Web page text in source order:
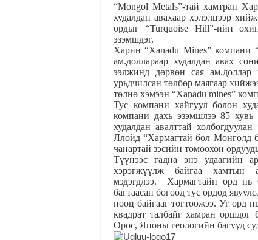
“Mongol Metals”-тай хамтран
худалдан авахаар хэлэлцээр
ордыг “Turquoise Hill”-ийн
эзэмшдэг.
Харин “Xanadu Mines” компани
ам.доллараар худалдан авах
ээлжинд дөрвөн сая ам.доллар
урьдчилсан төлбөр маягаар
төлнө хэмээн “Xanadu mines”
Тус компани хайгуул болон
компани дахь эзэмшлээ 85
худалдан авалттай
Ллойд “Хармагтай бол Монголд
чанартай зэсийн томоохон
Түүнээс гадна энэ удаагийн
хэрэгжүүлж байгаа хамтын
мэдэгдлээ. Хармагтайн орд
багтаасан бөгөөд тус ордод
нөөц байгааг тогтоожээ. Уг орд
квадрат талбайг хамран
Орос, Японы геологийн багууд